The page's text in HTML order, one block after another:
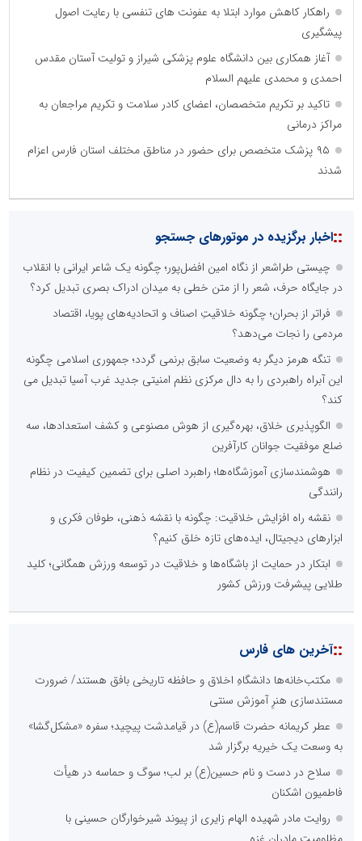
راهکار کاهش موارد ابتلا به عفونت های تنفسی با رعایت اصول
پیشگیری
آغاز همکاری بین دانشگاه علوم پزشکی شیراز و تولیت آستان مقدس
احمدی و محمدی علیهم السلام
تاکید بر تکریم متخصصان، اعضای کادر سلامت و تکریم مراجعان به
مراکز درمانی
۹۵ پزشک متخصص برای حضور در مناطق مختلف استان فارس اعزام
شدند
::اخبار برگزیده در موتورهای جستجو
چیستی طراشعر از نگاه امین افضل‌پور؛ چگونه یک شاعر ایرانی با انقلاب
در جایگاه حرف، شعر را از متن خطی به میدان ادراک بصری تبدیل کرد؟
فراتر از بحران؛ چگونه خلاقیتِ اصناف و اتحادیه‌های پویا، اقتصاد
مردمی را نجات می‌دهد؟
تنگه هرمز دیگر به وضعیت سابق برنمی گردد؛ جمهوری اسلامی چگونه
این آبراه راهبردی را به دال مرکزی نظم امنیتی جدید غرب آسیا تبدیل می
کند؟
الگوپذیری خلاق، بهره‌گیری از هوش مصنوعی و کشف استعدادها، سه
ضلع موفقیت جوانان کارآفرین
هوشمندسازی آموزشگاه‌ها؛ راهبرد اصلی برای تضمین کیفیت در نظام
رانندگی
نقشه راه افزایش خلاقیت: چگونه با نقشه ذهنی، طوفان فکری و
ابزارهای دیجیتال، ایده‌های تازه خلق کنیم؟
ابتکار در حمایت از باشگاه‌ها و خلاقیت در توسعه ورزش همگانی؛ کلید
طلایی پیشرفت ورزش کشور
::آخرین های فارس
مکتب‌خانه‌ها دانشگاهِ اخلاق و حافظه تاریخی بافق هستند/ ضرورت
مستندسازی هنرِ آموزش سنتی
عطر کریمانه حضرت قاسم(ع) در قیامدشت پیچید؛ سفره «مشکل‌گشا»
به وسعت یک خیریه برگزار شد
سلاح در دست و نام حسین(ع) بر لب؛ سوگ و حماسه در هیأت
فاطمیون اشکنان
روایت مادر شهیده الهام زایری از پیوند شیرخوارگان حسینی با